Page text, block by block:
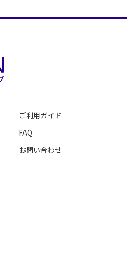
ご利用ガイド
FAQ
お問い合わせ